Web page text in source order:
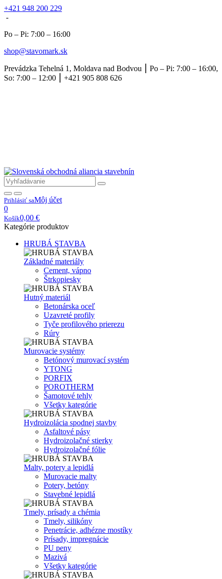
+421 948 200 229
-
Po – Pi: 7:00 – 16:00
shop@stavomark.sk
Prevádzka Tehelná 1, Moldava nad Bodvou ⎮ Po – Pi: 7:00 – 16:00,
So: 7:00 – 12:00 ⎮ +421 905 808 626
Prihlásiť saMôj účet
0
Košík0,00 €
Kategórie produktov
HRUBÁ STAVBA
Základné materiály
Cement, vápno
Štrkopiesky
Hutný materiál
Betonárska oceľ
Uzavreté profily
Tyče profilového prierezu
Rúry
Murovacie systémy
Betónový murovací systém
YTONG
PORFIX
POROTHERM
Šamotové tehly
Všetky kategórie
Hydroizolácia spodnej stavby
Asfaltové pásy
Hydroizolačné stierky
Hydroizolačné fólie
Malty, potery a lepidlá
Murovacie malty
Potery, betóny
Stavebné lepidlá
Tmely, prísady a chémia
Tmely, silikóny
Penetrácie, adhézne mostíky
Prísady, impregnácie
PU peny
Mazivá
Všetky kategórie